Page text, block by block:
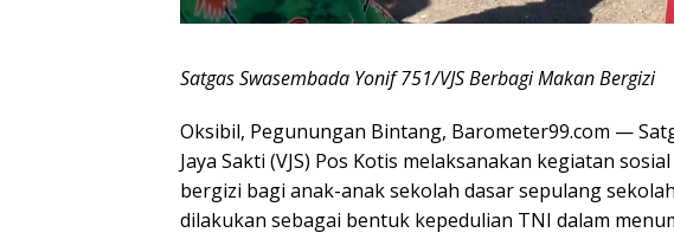
Satgas Swasembada Yonif 751/VJS Berbagi Makan Bergizi
Oksibil, Pegunungan Bintang, Barometer99.com —
Jaya Sakti (VJS) Pos Kotis melaksanakan kegiatan
bergizi bagi anak-anak sekolah dasar sepulang
dilakukan sebagai bentuk kepedulian TNI dalam